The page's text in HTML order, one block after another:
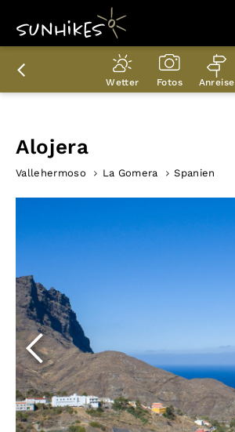
WANDERZIELE
WANDERUNGEN
ENTDECKEN
PLANER
Wetter Fotos Anreise
Alojera
Vallehermoso La Gomera Spanien